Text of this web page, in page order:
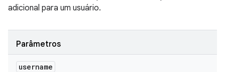
adicional para um usuário.
Parâmetros
username